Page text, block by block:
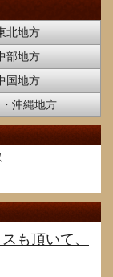
北地方
部地方
国地方
沖縄地方
も頂いて、